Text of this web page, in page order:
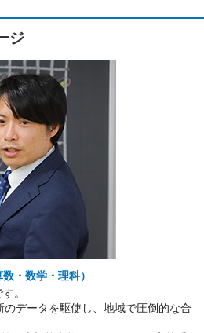
ジ
・数学・理科）
。
データを駆使し、地域で圧倒的な合